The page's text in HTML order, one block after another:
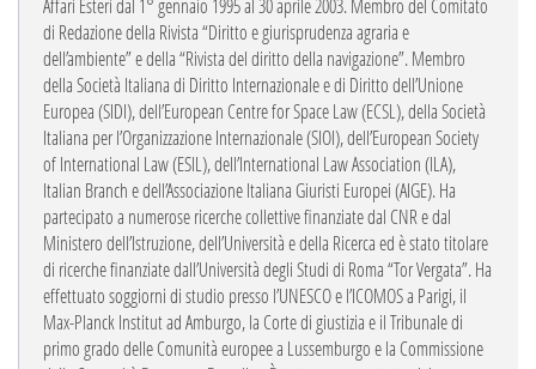
Affari Esteri dal 1° gennaio 1995 al 30 aprile 2003. Membro del Comitato
di Redazione della Rivista “Diritto e giurisprudenza agraria e
dell’ambiente” e della “Rivista del diritto della navigazione”. Membro
della Società Italiana di Diritto Internazionale e di Diritto dell’Unione
Europea (SIDI), dell’European Centre for Space Law (ECSL), della Società
Italiana per l’Organizzazione Internazionale (SIOI), dell’European Society
of International Law (ESIL), dell’International Law Association (ILA),
Italian Branch e dell’Associazione Italiana Giuristi Europei (AIGE). Ha
partecipato a numerose ricerche collettive finanziate dal CNR e dal
Ministero dell’Istruzione, dell’Università e della Ricerca ed è stato titolare
di ricerche finanziate dall’Università degli Studi di Roma “Tor Vergata”. Ha
effettuato soggiorni di studio presso l’UNESCO e l’ICOMOS a Parigi, il
Max-Planck Institut ad Amburgo, la Corte di giustizia e il Tribunale di
primo grado delle Comunità europee a Lussemburgo e la Commissione